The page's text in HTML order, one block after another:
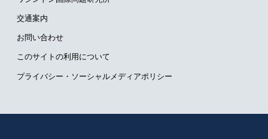
交通案内
お問い合わせ
このサイトの利用について
プライバシー・ソーシャルメディアポリシー